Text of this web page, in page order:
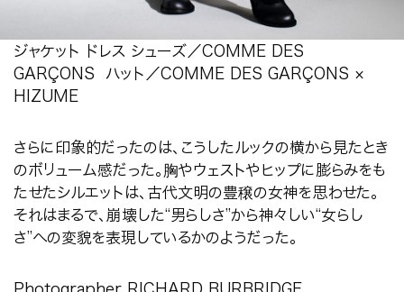
ジャケット ドレス シューズ／COMME DES
GARÇONS ハット／COMME DES GARÇONS ×
HIZUME
さらに印象的だったのは、こうしたルックの横から見たとき
のボリューム感だった。胸やウェストやヒップに膨らみをも
たせたシルエットは、古代文明の豊穣の女神を思わせた。
それはまるで、崩壊した“男らしさ”から神々しい“女らし
さ”への変貌を表現しているかのようだった。
Photographer RICHARD BURBRIDGE